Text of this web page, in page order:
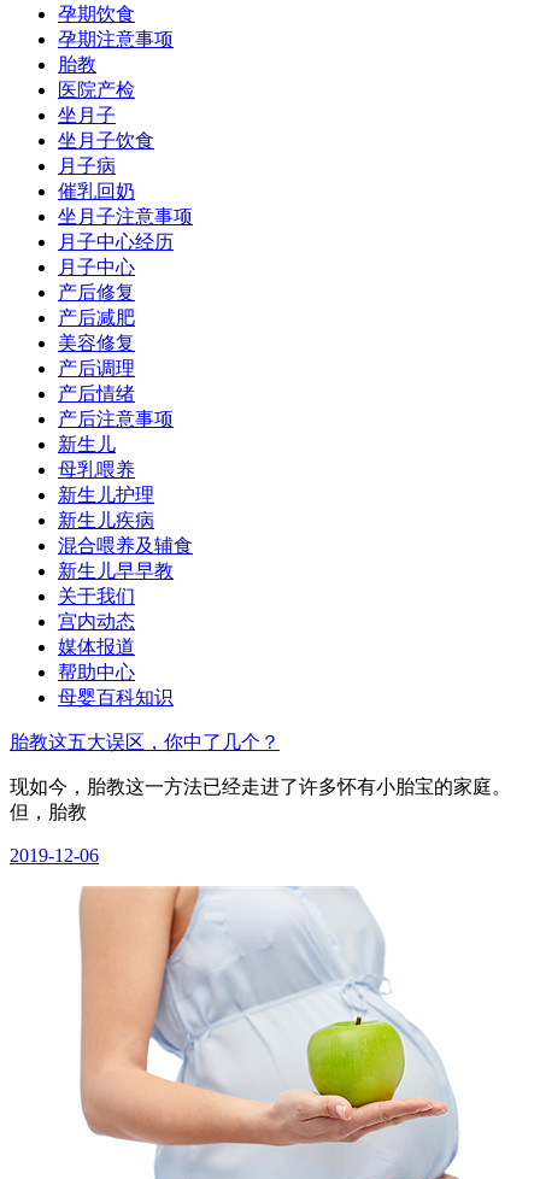
孕期饮食
孕期注意事项
胎教
医院产检
坐月子
坐月子饮食
月子病
催乳回奶
坐月子注意事项
月子中心经历
月子中心
产后修复
产后减肥
美容修复
产后调理
产后情绪
产后注意事项
新生儿
母乳喂养
新生儿护理
新生儿疾病
混合喂养及辅食
新生儿早早教
关于我们
宫内动态
媒体报道
帮助中心
母婴百科知识
胎教这五大误区，你中了几个？
现如今，胎教这一方法已经走进了许多怀有小胎宝的家庭。
但，胎教
2019-12-06